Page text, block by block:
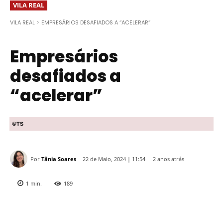
VILA REAL
VILA REAL EMPRESÁRIOS DESAFIADOS A “ACELERAR”
Empresários
desafiados a
“acelerar”
©TS
Por Tânia Soares 22 de Maio, 2024 | 11:54 2 anos atrás
1 min. 189